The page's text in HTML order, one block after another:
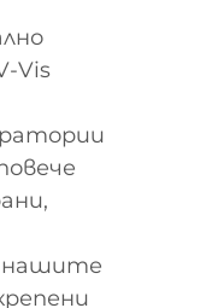
Vis
нашите